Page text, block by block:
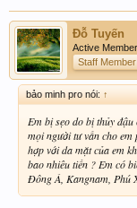
Đỗ Tuyến
Active Member
Staff Member
bảo minh pro nói: ↑
Em bị sẹo do bị thủy
mọi người tư vấn cho
hợp với da mặt của em
bao nhiêu tiền ? Em có
Đông Á, Kangnam, Phú